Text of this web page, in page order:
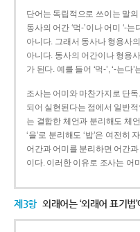
단어는 독립적으로 쓰이는 말의
동사의 어간 ‘먹-­’이나 어미 ‘­-
아니다. 그래서 동사나 형용사
아니다. 동사의 어간이나 형용
가 된다. 예를 들어 ‘먹-’, ‘-는다
조사는 어미와 마찬가지로 단
되어 실현된다는 점에서 일반
는 결합한 체언과 분리해도 체
‘을’로 분리해도 ‘밥’은 여전히
어간과 어미를 분리하면 어간
이다. 이러한 이유로 조사는 어
제3항 외래어는 ‘외래어 표기법